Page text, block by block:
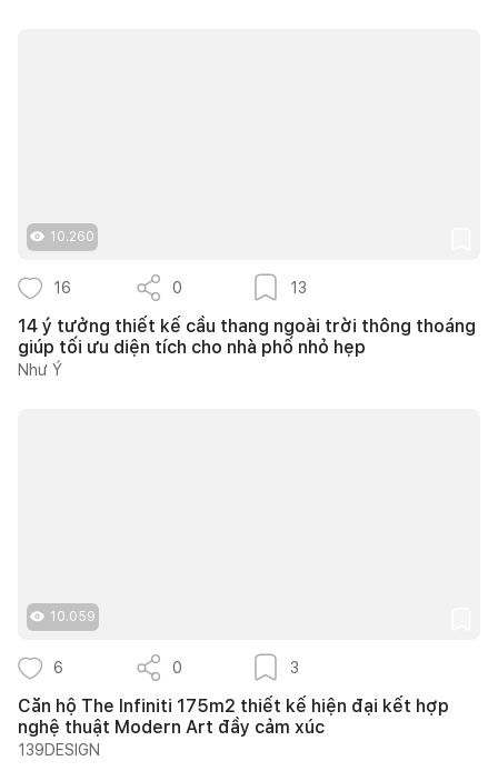
10.260
16 0 13
14 ý tưởng thiết kế cầu thang ngoài trời thông thoáng
giúp tối ưu diện tích cho nhà phố nhỏ hẹp
Như Ý
10.059
6 0 3
Căn hộ The Infiniti 175m2 thiết kế hiện đại kết hợp
nghệ thuật Modern Art đầy cảm xúc
139DESIGN